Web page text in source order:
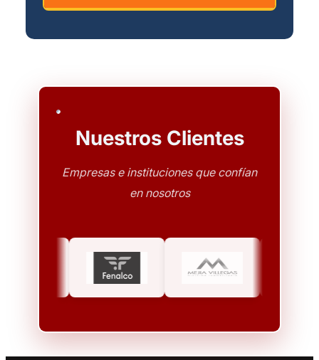
en menos de 24 horas.
Nuestros Clientes
Empresas e instituciones que confían
en nosotros